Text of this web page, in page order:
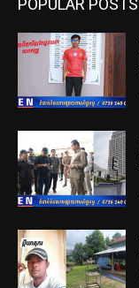
POPULAR POSTS